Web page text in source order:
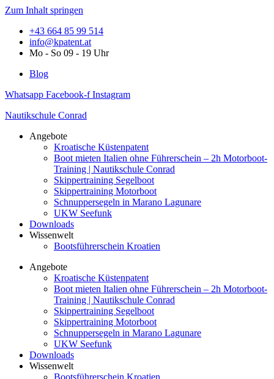
Zum Inhalt springen
+43 664 85 99 514
info@kpatent.at
Mo - So 09 - 19 Uhr
Blog
Whatsapp Facebook-f Instagram
Nautikschule Conrad
Angebote
Kroatische Küstenpatent
Boot mieten Italien ohne Führerschein – 2h Motorboot-
Training | Nautikschule Conrad
Skippertraining Segelboot
Skippertraining Motorboot
Schnuppersegeln in Marano Lagunare
UKW Seefunk
Downloads
Wissenwelt
Bootsführerschein Kroatien
Angebote
Kroatische Küstenpatent
Boot mieten Italien ohne Führerschein – 2h Motorboot-
Training | Nautikschule Conrad
Skippertraining Segelboot
Skippertraining Motorboot
Schnuppersegeln in Marano Lagunare
UKW Seefunk
Downloads
Wissenwelt
Bootsführerschein Kroatien